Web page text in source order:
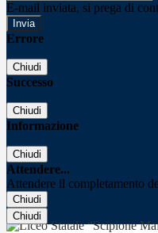
E-mail inviata, si prega di
Errore
Chiudi
Successo
Chiudi
Informazione
Chiudi
Attendere...
Attendere il completamento
Chiudi
Chiudi